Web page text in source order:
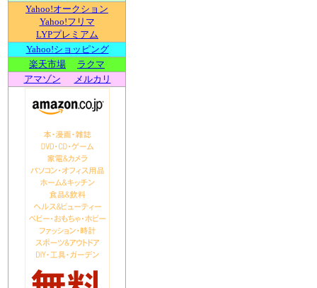
Yahoo!オークション
Yahoo!フリマ
LYPプレミアム
Yahoo!ショッピング
楽天市場
ラクマ
アマゾン
メルカリ